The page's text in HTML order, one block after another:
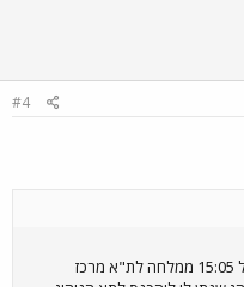
#4
שלום לכולם, אתמול נסעתי ברכבת של 15:05 ממלחה לת"א מרכז